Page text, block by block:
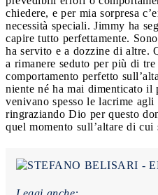
chiedere, e per mia sorpresa
necessità speciali. Jimmy ha
capire tutto perfettamente.
ha servito e a dozzine di altre.
a rimanere seduto per più di
comportamento perfetto
niente né ha mai dimenticato il
venivano spesso le lacrime
ringraziando Dio per questo
quel momento sull’altare di